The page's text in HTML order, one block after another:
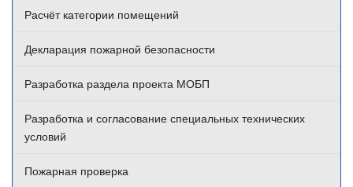
Расчёт категории помещений
Декларация пожарной безопасности
Разработка раздела проекта МОБП
Разработка и согласование специальных технических
условий
Пожарная проверка